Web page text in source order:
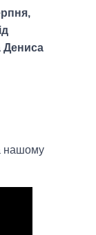
Дениса
нашому